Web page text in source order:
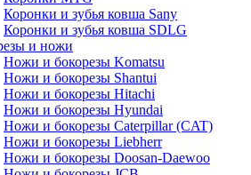
Коронки и зубья ковша Sany
Коронки и зубья ковша SDLG
и ножи
Ножи и бокорезы Komatsu
Ножи и бокорезы Shantui
Ножи и бокорезы Hitachi
Ножи и бокорезы Hyundai
Ножи и бокорезы Caterpillar (CAT)
Ножи и бокорезы Liebherr
Ножи и бокорезы Doosan-Daewoo